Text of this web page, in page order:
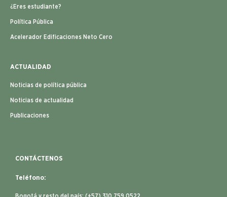
¿Eres estudiante?
Política Pública
Acelerador Edificaciones Neto Cero
ACTUALIDAD
Noticias de política pública
Noticias de actualidad
Publicaciones
CONTÁCTENOS
Teléfono: